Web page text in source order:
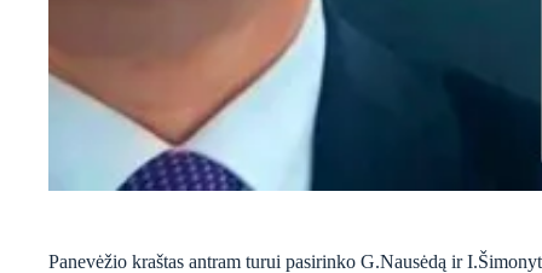
Panevėžio kraštas antram turui pasirinko G.Nausėdą ir